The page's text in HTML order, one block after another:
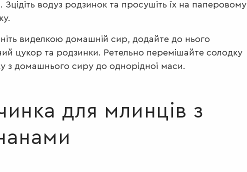
Зцідіть водуз родзинок та просушіть їх на паперовому
виделкою домашній сир, додайте до нього
цукор та родзинки. Ретельно перемішайте солодку
з домашнього сиру до однорідної маси.
для млинців з